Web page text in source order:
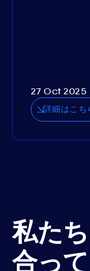
27 Oct 2025
詳細はこち
私た
合っ